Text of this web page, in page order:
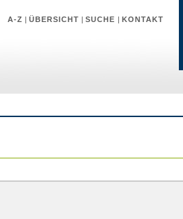
A-Z |ÜBERSICHT |SUCHE |KONTAKT